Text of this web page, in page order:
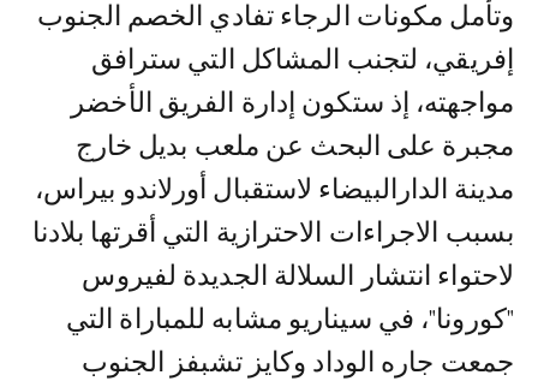
وتأمل مكونات الرجاء تفادي الخصم الجنوب
إفريقي، لتجنب المشاكل التي سترافق
مواجهته، إذ ستكون إدارة الفريق الأخضر
مجبرة على البحث عن ملعب بديل خارج
مدينة الدارالبيضاء لاستقبال أورلاندو بيراس،
بسبب الاجراءات الاحترازية التي أقرتها بلادنا
لاحتواء انتشار السلالة الجديدة لفيروس
"كورونا"، في سيناريو مشابه للمباراة التي
جمعت جاره الوداد وكايز تشبفز الجنوب